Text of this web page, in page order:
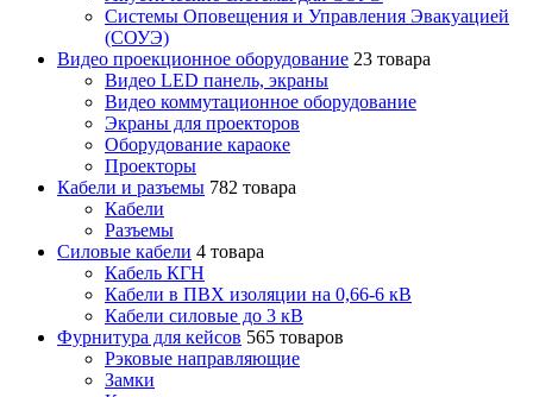
Системы Оповещения и Управления Эвакуацией
(СОУЭ)
Видео проекционное оборудование 23 товара
Видео LED панель, экраны
Видео коммутационное оборудование
Экраны для проекторов
Оборудование караоке
Проекторы
Кабели и разъемы 782 товара
Кабели
Разъемы
Силовые кабели 4 товара
Кабель КГН
Кабели в ПВХ изоляции на 0,66-6 кВ
Кабели силовые до 3 кВ
Фурнитура для кейсов 565 товаров
Рэковые направляющие
Замки